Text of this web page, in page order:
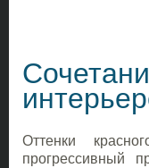
Оттенки
прогрессивный